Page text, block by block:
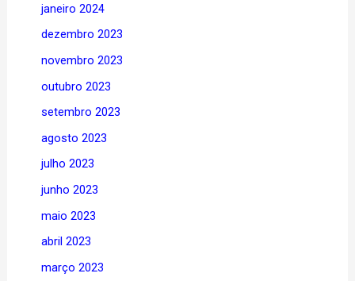
janeiro 2024
dezembro 2023
novembro 2023
outubro 2023
setembro 2023
agosto 2023
julho 2023
junho 2023
maio 2023
abril 2023
março 2023